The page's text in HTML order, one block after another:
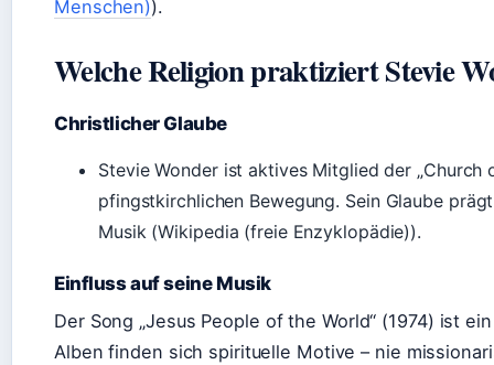
Menschen)).
Welche Religion praktiziert Stevie
Christlicher Glaube
Stevie Wonder ist aktives Mitglied der „Church
pfingstkirchlichen Bewegung. Sein Glaube
Musik (Wikipedia (freie Enzyklopädie)).
Einfluss auf seine Musik
Der Song „Jesus People of the World“ (1974) ist
Alben finden sich spirituelle Motive – nie